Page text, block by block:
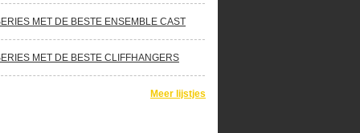
MET DE BESTE ENSEMBLE CAST
MET DE BESTE CLIFFHANGERS
Meer lijstjes